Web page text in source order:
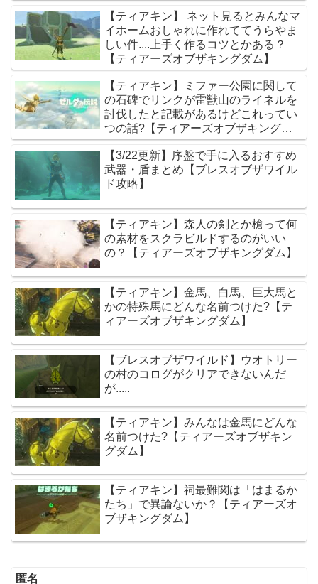
【ティアキン】 ネット見るとみんなマ
イホームおしゃれに作れててうらやま
しい件....上手く作るコツとかある？
【ティアーズオブザキングダム】
【ティアキン】ミファー公園に関して
の石碑でリンクが雷獣山のライネルを
討伐したと記載があるけどこれってい
つの話?【ティアーズオブザキングダ
ム】
【3/22更新】序盤で手に入るおすすめ
武器・盾まとめ【ブレスオブザワイル
ド攻略】
【ティアキン】森人の剣とか槍って何
の素材をスクラビルドするのがいい
の？【ティアーズオブザキングダム】
【ティアキン】金馬、白馬、巨大馬と
かの特殊馬にどんな名前つけた?【テ
ィアーズオブザキングダム】
【ブレスオブザワイルド】ウオトリー
の村のコログがクリアできないんだ
が.....
【ティアキン】みんなは金馬にどんな
名前つけた?【ティアーズオブザキン
グダム】
【ティアキン】祠最難関は「はまるか
たち」で異論ないか？【ティアーズオ
ブザキングダム】
匿名